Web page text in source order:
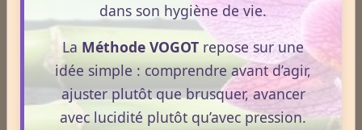
Odeurs corporelles et transpiration.
Médecines Holistiques
dans son hygiène de vie.
La Méthode VOGOT repose sur une
idée simple : comprendre avant d’agir,
ajuster plutôt que brusquer, avancer
avec lucidité plutôt qu’avec pression.